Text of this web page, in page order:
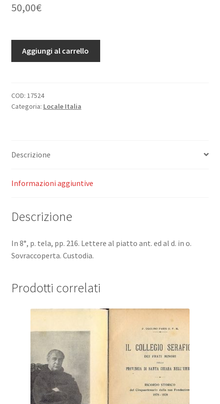
50,00€
senza
nuova
,
Medioevo
Un
pacifica
quantità
Aggiungi al carrello
COD: 17524
Categoria: Locale Italia
Descrizione
Informazioni aggiuntive
Descrizione
In 8°, p. tela, pp. 216. Lettere al piatto ant. ed al d. in o.
Sovraccoperta. Custodia.
Prodotti correlati